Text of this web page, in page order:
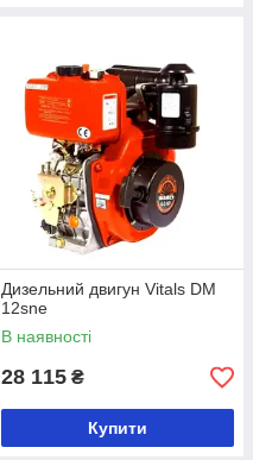
Дизельний двигун Vitals DM
12sne
В наявності
28 115 ₴
Купити